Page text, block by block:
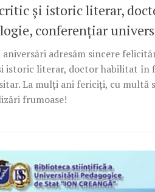
și istoric literar,
conferențiar
aniversări adresăm sincere
istoric literar, doctor habilitat în
La mulți ani fericiți, cu multă
frumoase!